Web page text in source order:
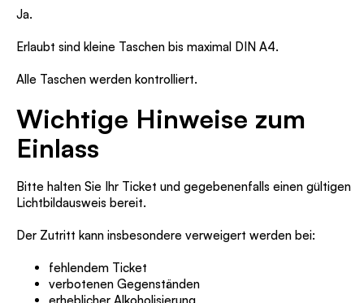
Ja.
Erlaubt sind kleine Taschen bis maximal DIN A4.
Alle Taschen werden kontrolliert.
Wichtige Hinweise zum
Einlass
Bitte halten Sie Ihr Ticket und gegebenenfalls einen gültigen
Lichtbildausweis bereit.
Der Zutritt kann insbesondere verweigert werden bei:
fehlendem Ticket
verbotenen Gegenständen